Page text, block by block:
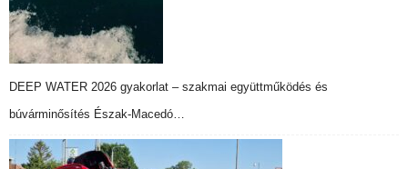
DEEP WATER 2026 gyakorlat – szakmai együttműködés és
búvárminősítés Észak-Macedó…